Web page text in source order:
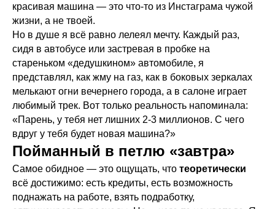
красивая машина — это что-то из Инстаграма чужой
жизни, а не твоей.
Но в душе я всё равно лелеял мечту. Каждый раз,
сидя в автобусе или застревая в пробке на
стареньком «дедушкином» автомобиле, я
представлял, как жму на газ, как в боковых зеркалах
мелькают огни вечернего города, а в салоне играет
любимый трек. Вот только реальность напоминала:
«Парень, у тебя нет лишних 2-3 миллионов. С чего
вдруг у тебя будет новая машина?»
Пойманный в петлю «завтра»
Самое обидное — это ощущать, что теоретически
всё достижимо: есть кредиты, есть возможность
поднажать на работе, взять подработку,